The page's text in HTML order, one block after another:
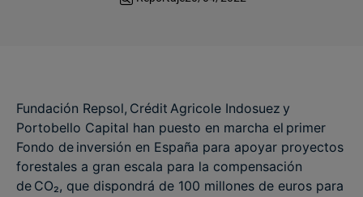
Fundación Repsol, Crédit Agricole Indosuez y
Portobello Capital han puesto en marcha el primer
Fondo de inversión en España para apoyar proyectos
forestales a gran escala para la compensación
de CO₂, que dispondrá de 100 millones de euros para